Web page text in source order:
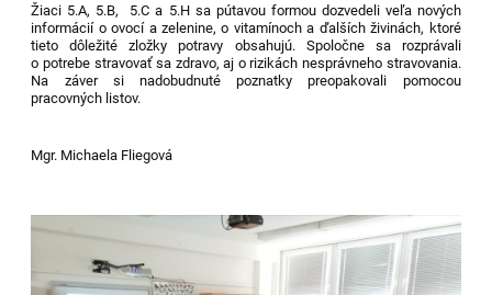
Žiaci 5.A, 5.B, 5.C a 5.H sa pútavou formou dozvedeli veľa nových
informácií o ovocí a zelenine, o vitamínoch a ďalších živinách, ktoré
tieto dôležité zložky potravy obsahujú. Spoločne sa rozprávali
o potrebe stravovať sa zdravo, aj o rizikách nesprávneho stravovania.
Na záver si nadobudnuté poznatky preopakovali pomocou
pracovných listov.
Mgr. Michaela Fliegová